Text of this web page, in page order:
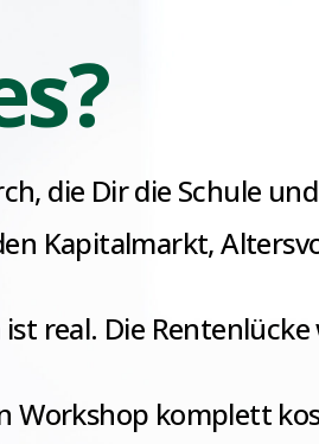
die Dir die Schule
Kapitalmarkt,
real. Die
Workshop komplett